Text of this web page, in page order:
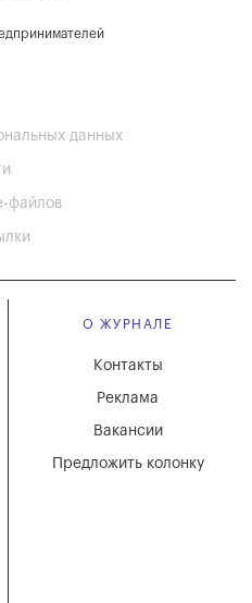
данных
файлов
О ЖУРНАЛЕ
Вакансии
Реклама
Контакты
Предложить колонку